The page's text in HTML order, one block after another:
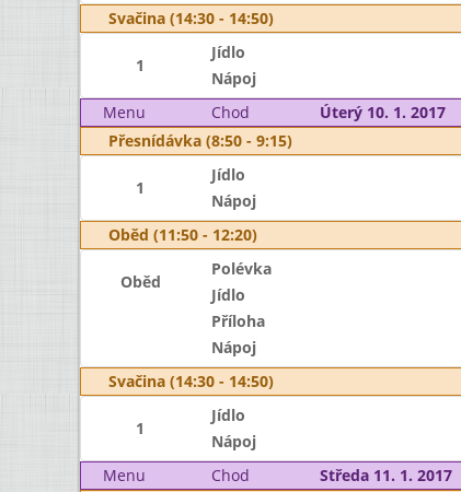
Svačina (14:30 - 14:50)
1
Jídlo
Nápoj
Menu
Chod Úterý 10. 1. 2017
Přesnídávka (8:50 - 9:15)
1
Jídlo
Nápoj
Oběd (11:50 - 12:20)
Oběd
Polévka
Jídlo
Příloha
Nápoj
Svačina (14:30 - 14:50)
1
Jídlo
Nápoj
Menu
Chod Středa 11. 1. 2017